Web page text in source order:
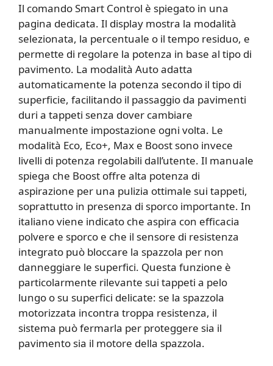
Il comando Smart Control è spiegato in una
pagina dedicata. Il display mostra la modalità
selezionata, la percentuale o il tempo residuo, e
permette di regolare la potenza in base al tipo di
pavimento. La modalità Auto adatta
automaticamente la potenza secondo il tipo di
superficie, facilitando il passaggio da pavimenti
duri a tappeti senza dover cambiare
manualmente impostazione ogni volta. Le
modalità Eco, Eco+, Max e Boost sono invece
livelli di potenza regolabili dall’utente. Il manuale
spiega che Boost offre alta potenza di
aspirazione per una pulizia ottimale sui tappeti,
soprattutto in presenza di sporco importante. In
italiano viene indicato che aspira con efficacia
polvere e sporco e che il sensore di resistenza
integrato può bloccare la spazzola per non
danneggiare le superfici. Questa funzione è
particolarmente rilevante sui tappeti a pelo
lungo o su superfici delicate: se la spazzola
motorizzata incontra troppa resistenza, il
sistema può fermarla per proteggere sia il
pavimento sia il motore della spazzola.